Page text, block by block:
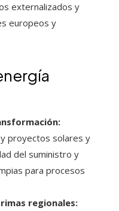
externalizados y
europeos y
proyectos solares y
del suministro y
para procesos
regionales: